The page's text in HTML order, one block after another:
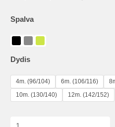
Spalva
Dydis
4m. (96/104) 6m. (106/116)
10m. (130/140)
12m. (142/152)
produkto